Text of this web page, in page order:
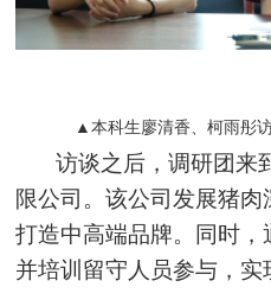
▲本科生廖清香、柯雨彤
访谈之后，调研团来
限公司。该公司发展猪
打造中高端品牌。同时，
并培训留守人员参与，实